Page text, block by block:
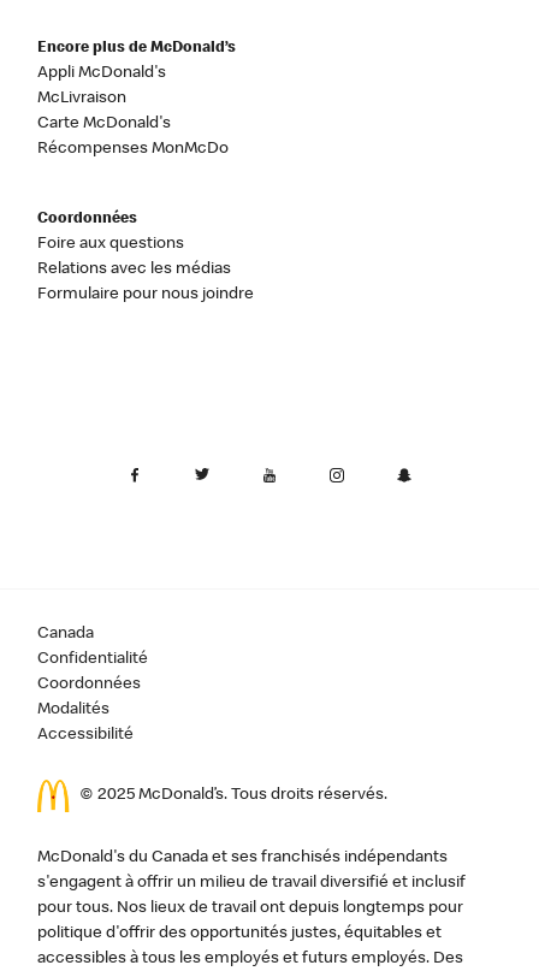
Encore plus de McDonald’s
Appli McDonald's
McLivraison
Carte McDonald's
Récompenses MonMcDo
Coordonnées
Foire aux questions
Relations avec les médias
Formulaire pour nous joindre
Canada
Confidentialité
Coordonnées
Modalités
Accessibilité
© 2025 McDonald’s. Tous droits réservés.
McDonald's du Canada et ses franchisés indépendants
s'engagent à offrir un milieu de travail diversifié et inclusif
pour tous. Nos lieux de travail ont depuis longtemps pour
politique d'offrir des opportunités justes, équitables et
accessibles à tous les employés et futurs employés. Des